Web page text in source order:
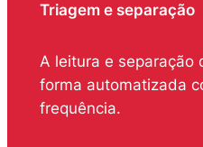
Triagem e separação
A leitura e separação
forma automatizada
frequência.